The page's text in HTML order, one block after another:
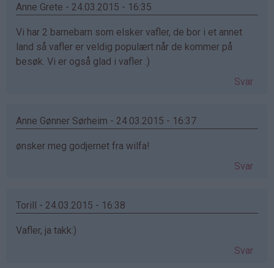
Anne Grete - 24.03.2015 - 16:35
Vi har 2 barnebarn som elsker vafler, de bor i et annet
land så vafler er veldig populært når de kommer på
besøk. Vi er også glad i vafler :)
Svar
Anne Gønner Sørheim - 24.03.2015 - 16:37
ønsker meg godjernet fra wilfa!
Svar
Torill - 24.03.2015 - 16:38
Vafler, ja takk:)
Svar